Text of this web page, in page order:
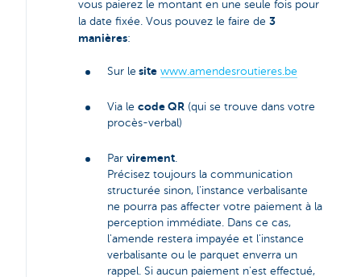
vous paierez le montant en une seule fois pour
la date fixée. Vous pouvez le faire de 3
manières:
Sur le site www.amendesroutieres.be
Via le code QR (qui se trouve dans votre
procès-verbal)
Par virement.
Précisez toujours la communication
structurée sinon, l'instance verbalisante
ne pourra pas affecter votre paiement à la
perception immédiate. Dans ce cas,
l'amende restera impayée et l'instance
verbalisante ou le parquet enverra un
rappel. Si aucun paiement n'est effectué,